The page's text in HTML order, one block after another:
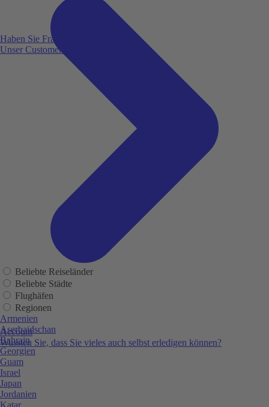
Haben Sie Fragen?
Unser Customer Service ist für Sie da!
Account
Wussten Sie, dass Sie vieles auch selbst erledigen können?
Beliebte Reiseländer
Beliebte Städte
Flughäfen
Regionen
Armenien
Aserbaidschan
Bahrain
Georgien
Guam
Israel
Japan
Jordanien
Katar